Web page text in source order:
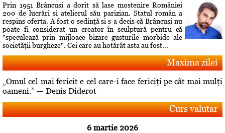
Prin 1951 Brâncusi a dorit să lase mostenire României
200 de lucrări si atelierul său parizian. Statul român a
respins oferta. A fost o sedinţă si s-a decis că Brâncusi nu
poate fi considerat un creator în sculptură pentru că
"speculează prin mijloace bizare gusturile morbide ale
societăţii burgheze". Cei care au hotărât asta au fost...
Maxima zilei
„Omul cel mai fericit e cel care-i face fericiţi pe cât mai mulţi
oameni.” — Denis Diderot
Curs valutar
6 martie 2026